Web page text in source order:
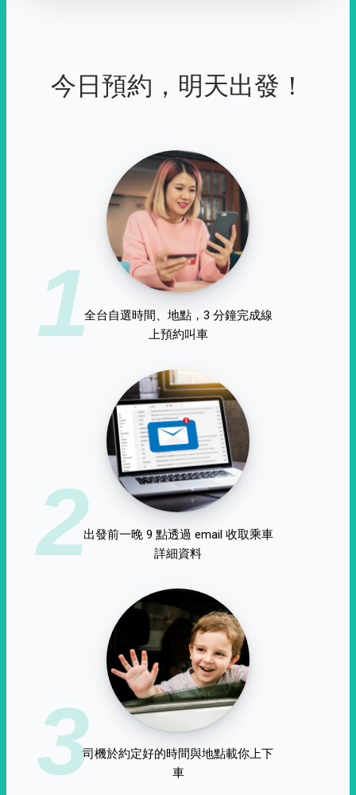
今日預約，明天出發！
1全台自選時間、地點，3 分鐘完成線
上預約叫車
2出發前一晚 9 點透過 email 收取乘車
詳細資料
3司機於約定好的時間與地點載你上下
車